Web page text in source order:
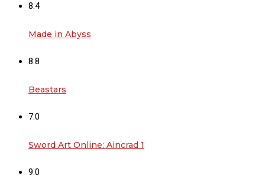
8.4
Made in Abyss
8.8
Beastars
7.0
Sword Art Online: Aincrad 1
9.0